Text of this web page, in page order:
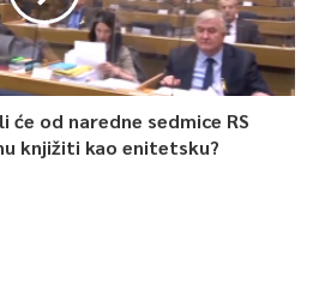
će od naredne sedmice RS
knjižiti kao enitetsku?